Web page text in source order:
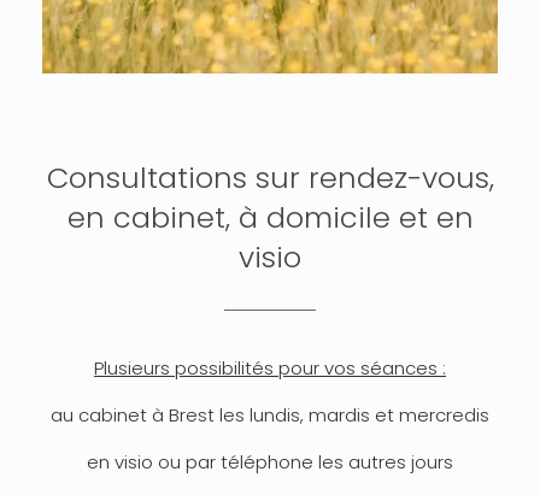
Consultations sur rendez-vous,
en cabinet, à domicile et en
visio
Plusieurs possibilités pour vos séances :
au cabinet à Brest les lundis, mardis et mercredis
en visio ou par téléphone les autres jours